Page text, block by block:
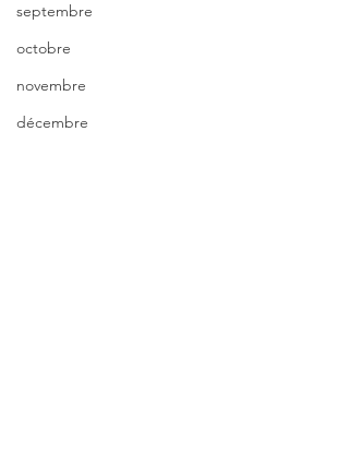
septembre
octobre
novembre
décembre